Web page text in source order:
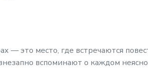
— это место, где встречаются
вспоминают о каждом